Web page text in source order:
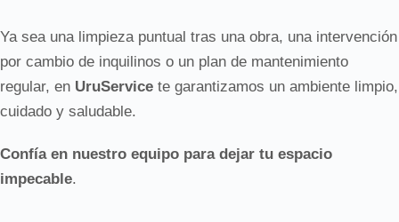
Ya sea una limpieza puntual tras una obra, una intervención
por cambio de inquilinos o un plan de mantenimiento
regular, en UruService te garantizamos un ambiente limpio,
cuidado y saludable.
Confía en nuestro equipo para dejar tu espacio
impecable.